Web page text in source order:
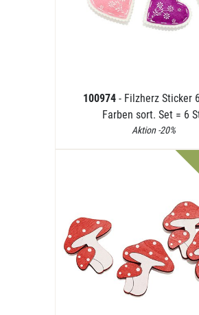
100974 - Filzherz Sticker
Farben sort. Set = 6
Aktion -20%